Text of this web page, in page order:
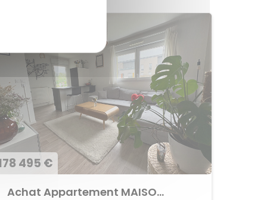
495 €
Achat Appartement MAISON BLANCHE